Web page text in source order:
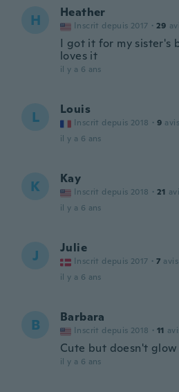
H Heather
Inscrit depuis 2017 · 29
I got it for my sister's
loves it
il y a 6 ans
L Louis
Inscrit depuis 2018 · 9 avis
il y a 6 ans
K Kay
Inscrit depuis 2018 · 21
il y a 6 ans
J Julie
Inscrit depuis 2017 · 7 avis
il y a 6 ans
B Barbara
Inscrit depuis 2018 · 11
Cute but doesn't glow
il y a 6 ans